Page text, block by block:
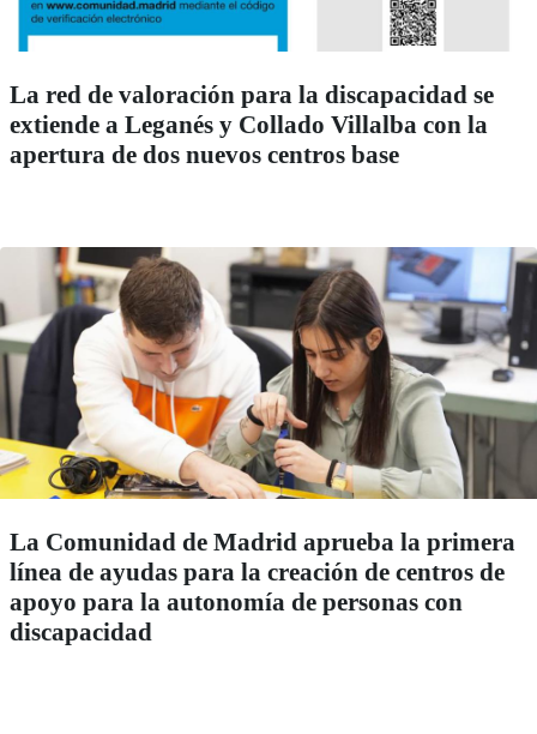
La red de valoración para la discapacidad se
extiende a Leganés y Collado Villalba con la
apertura de dos nuevos centros base
La Comunidad de Madrid aprueba la primera
línea de ayudas para la creación de centros de
apoyo para la autonomía de personas con
discapacidad